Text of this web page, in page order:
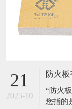
21
2025-10
防火
“防火
您指的